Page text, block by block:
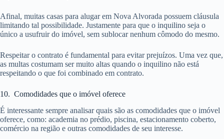
Afinal, muitas casas para alugar em Nova Alvorada possuem cláusula
limitando tal possibilidade. Justamente para que o inquilino seja o
único a usufruir do imóvel, sem sublocar nenhum cômodo do mesmo.
Respeitar o contrato é fundamental para evitar prejuízos. Uma vez que,
as multas costumam ser muito altas quando o inquilino não está
respeitando o que foi combinado em contrato.
10. Comodidades que o imóvel oferece
É interessante sempre analisar quais são as comodidades que o imóvel
oferece, como: academia no prédio, piscina, estacionamento coberto,
comércio na região e outras comodidades de seu interesse.